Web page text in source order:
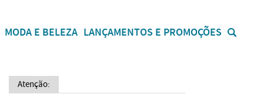
MODA E BELEZA LANÇAMENTOS E PROMOÇÕES
Atenção: